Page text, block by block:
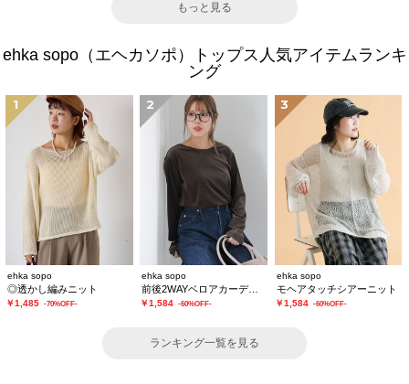
もっと見る
ehka sopo（エヘカソポ）トップス人気アイテムランキ
ング
1
ehka sopo
◎透かし編みニット
￥1,485 -70%OFF-
2
ehka sopo
￥1,584 -60%OFF-
3
ehka sopo
モヘアタッチシアーニット
￥1,584 -60%OFF-
ランキング一覧を見る